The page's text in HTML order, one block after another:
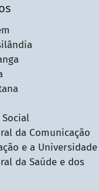
da Comunicação
e a Universidade
da Saúde e dos